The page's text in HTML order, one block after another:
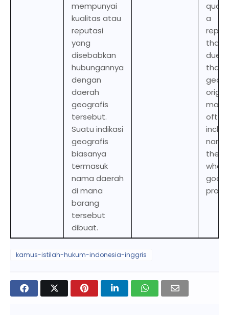
mempunyai
kualitas atau
reputasi
yang
disebabkan
hubungannya
dengan
daerah
geografis
tersebut.
Suatu indikasi
geografis
biasanya
termasuk
nama daerah
di mana
barang
tersebut
dibuat.
a
that
due
that
mark
often
the
kamus-istilah-hukum-indonesia-inggris